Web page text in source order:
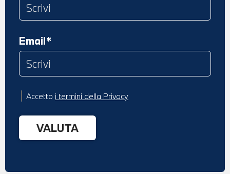
Email*
Accetto i termini della Privacy